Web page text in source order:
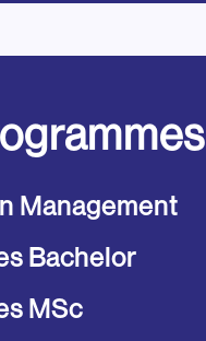
Management
Bachelor
MSc